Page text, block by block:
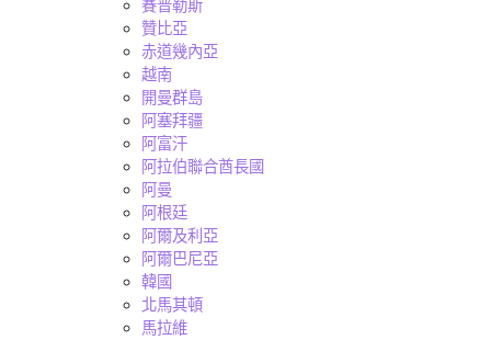
賽普勒斯
贊比亞
赤道幾內亞
越南
開曼群島
阿塞拜疆
阿富汗
阿拉伯聯合酋長國
阿曼
阿根廷
阿爾及利亞
阿爾巴尼亞
韓國
北馬其頓
馬拉維